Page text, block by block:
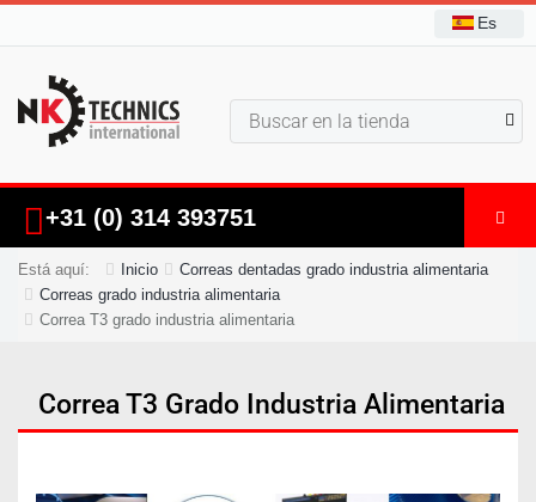
Es
+31 (0) 314 393751
Está aquí: Inicio
Correas dentadas grado industria alimentaria
Correas grado industria alimentaria
Correa T3 grado industria alimentaria
Correa T3 Grado Industria Alimentaria